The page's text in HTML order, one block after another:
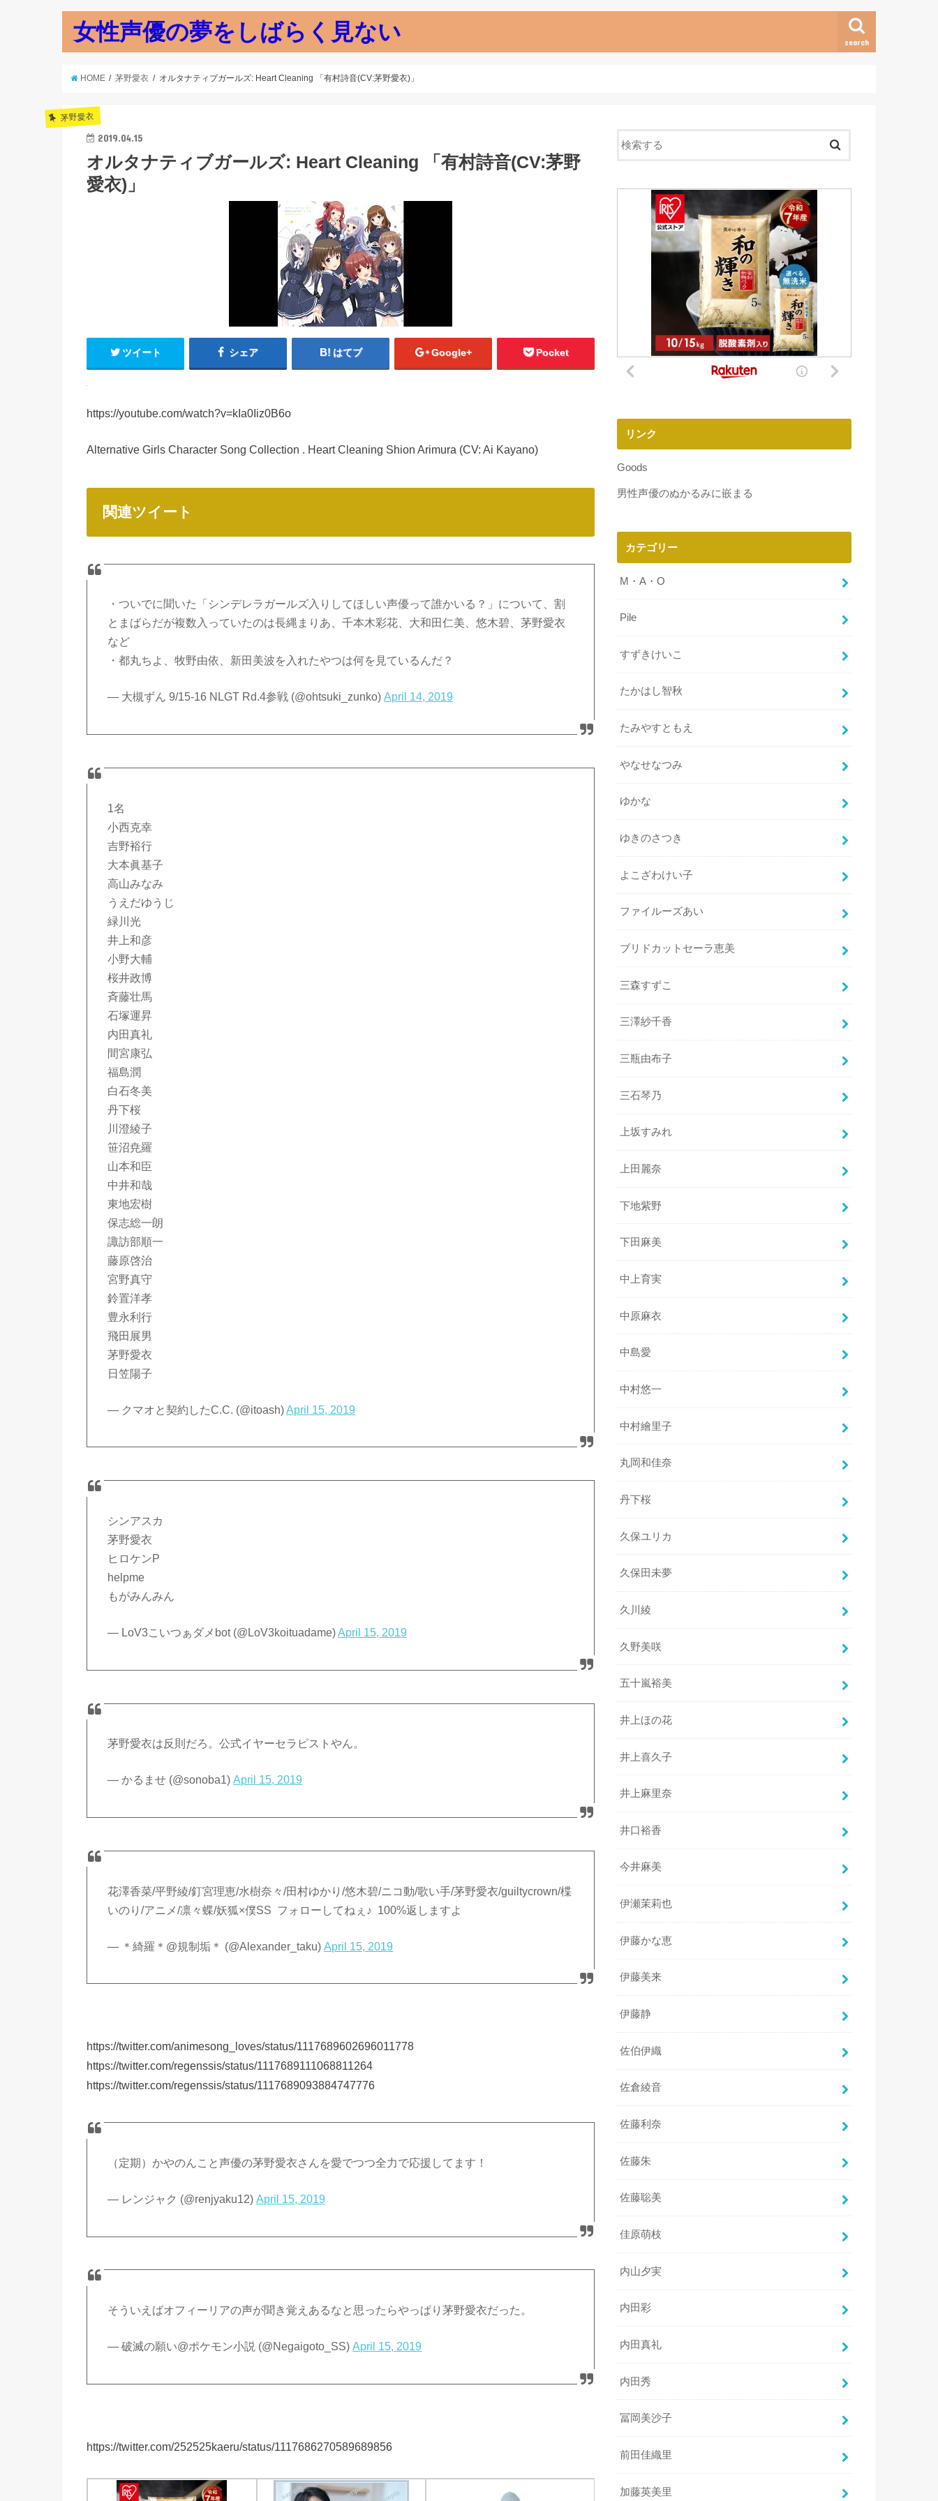
女性声優の夢をしばらく見ない search
HOME 茅野愛衣 オルタナティブガールズ: Heart Cleaning 「有村詩音(CV:茅野愛衣)」
茅野愛衣
2019.04.15
オルタナティブガールズ: Heart Cleaning 「有村詩音(CV:茅野
愛衣)」
ツイート シェア はてブ Google+ Pocket
https://youtube.com/watch?v=kIa0Iiz0B6o
Alternative Girls Character Song Collection . Heart Cleaning Shion Arimura (CV: Ai Kayano)
関連ツイート
・ついでに聞いた「シンデレラガールズ入りしてほしい声優って誰かいる？」について、割
とまばらだが複数入っていたのは長縄まりあ、千本木彩花、大和田仁美、悠木碧、茅野愛衣
など
・都丸ちよ、牧野由依、新田美波を入れたやつは何を見ているんだ？
— 大槻ずん 9/15-16 NLGT Rd.4参戦 (@ohtsuki_zunko)April 14, 2019
1名
小西克幸
吉野裕行
大本眞基子
高山みなみ
うえだゆうじ
緑川光
井上和彦
小野大輔
桜井政博
斉藤壮馬
石塚運昇
内田真礼
間宮康弘
福島潤
白石冬美
丹下桜
川澄綾子
笹沼尭羅
山本和臣
中井和哉
東地宏樹
保志総一朗
諏訪部順一
藤原啓治
宮野真守
鈴置洋孝
豊永利行
飛田展男
茅野愛衣
日笠陽子
— クマオと契約したC.C. (@itoash)April 15, 2019
シンアスカ
茅野愛衣
ヒロケンP
helpme
もがみんみん
— LoV3こいつぁダメbot (@LoV3koituadame)April 15, 2019
茅野愛衣は反則だろ。公式イヤーセラピストやん。
— かるませ (@sonoba1)April 15, 2019
花澤香菜/平野綾/釘宮理恵/水樹奈々/田村ゆかり/悠木碧/ニコ動/歌い手/茅野愛衣/guiltycrown/楪
いのり/アニメ/凛々蝶/妖狐×僕SS フォローしてねぇ♪ 100%返しますよ
— ＊綺羅＊@規制垢＊ (@Alexander_taku)April 15, 2019
https://twitter.com/animesong_loves/status/1117689602696011778
https://twitter.com/regenssis/status/1117689111068811264
https://twitter.com/regenssis/status/1117689093884747776
（定期）かやのんこと声優の茅野愛衣さんを愛でつつ全力で応援してます！
— レンジャク (@renjyaku12)April 15, 2019
そういえばオフィーリアの声が聞き覚えあるなと思ったらやっぱり茅野愛衣だった。
— 破滅の願い@ポケモン小説 (@Negaigoto_SS)April 15, 2019
https://twitter.com/252525kaeru/status/1117686270589689856
リンク
Goods
男性声優のぬかるみに嵌まる
カテゴリー
M・A・O
Pile
すずきけいこ
たかはし智秋
たみやすともえ
やなせなつみ
ゆかな
ゆきのさつき
よこざわけい子
ファイルーズあい
ブリドカットセーラ恵美
三森すずこ
三澤紗千香
三瓶由布子
三石琴乃
上坂すみれ
上田麗奈
下地紫野
下田麻美
中上育実
中原麻衣
中島愛
中村悠一
中村繪里子
丸岡和佳奈
丹下桜
久保ユリカ
久保田未夢
久川綾
久野美咲
五十嵐裕美
井上ほの花
井上喜久子
井上麻里奈
井口裕香
今井麻美
伊瀬茉莉也
伊藤かな恵
伊藤美来
伊藤静
佐伯伊織
佐倉綾音
佐藤利奈
佐藤朱
佐藤聡美
佳原萌枝
内山夕実
内田彩
内田真礼
内田秀
冨岡美沙子
前田佳織里
加藤英美里